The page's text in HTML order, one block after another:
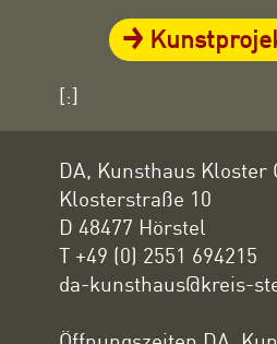
[:]
DA, Kunsthaus Kloster
Klosterstraße 10
D 48477 Hörstel
T +49 (0) 2551 694215
da-kunsthaus@kreis-